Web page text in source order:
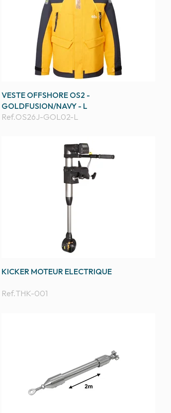
VESTE OFFSHORE OS2 -
GOLDFUSION/NAVY - L
Ref.OS26J-GOL02-L
KICKER MOTEUR ELECTRIQUE
Ref.THK-001